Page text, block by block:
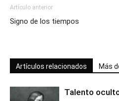
Artículo anterior
Signo de los tiempos
Artículos relacionados Más
Talento